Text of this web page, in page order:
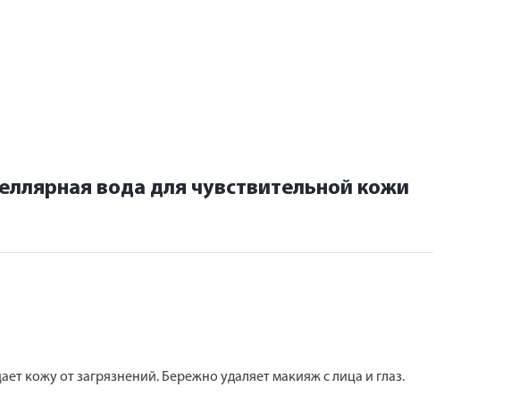
вода для чувствительной кожи
кожу от загрязнений. Бережно удаляет макияж с лица и глаз.